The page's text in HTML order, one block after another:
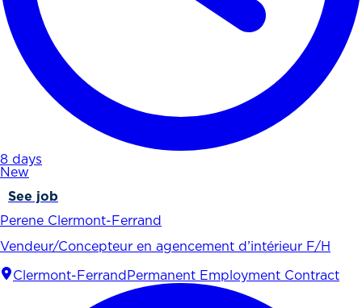
8 days
New
See job
Perene Clermont-Ferrand
Vendeur/Concepteur en agencement d’intérieur F/H
Clermont-Ferrand Permanent Employment Contract